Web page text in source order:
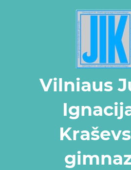
Vilniaus